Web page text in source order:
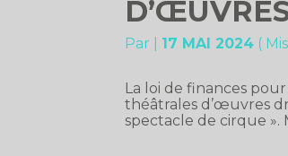
Par 17 MAI 2024 (
La loi de finances
théâtrales d’œuvres
spectacle de cirque ».